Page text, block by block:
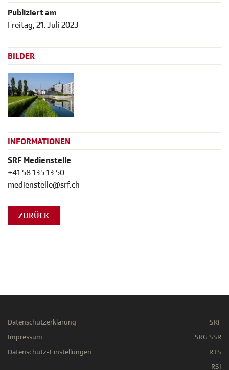
Publiziert am
Freitag, 21. Juli 2023
BILDER
INFORMATIONEN
SRF Medienstelle
+41 58 135 13 50
medienstelle@srf.ch
ZURÜCK
Datenschutzerklärung
Impressum
Datenschutz-Einstellungen
SRF
SRG SSR
RTS
RSI